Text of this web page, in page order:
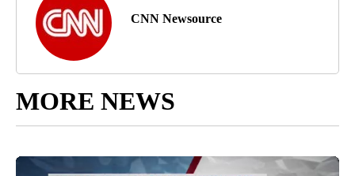
CNN Newsource
MORE NEWS